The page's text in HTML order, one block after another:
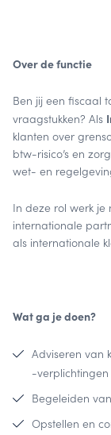
Over de functie
Ben jij een fiscaal
vraagstukken? Als
klanten over
btw-risico’s en
wet- en
In deze rol werk je
internationale
als internationale
Wat ga je doen?
Adviseren van
-verplichtingen
Begeleiden
Opstellen en